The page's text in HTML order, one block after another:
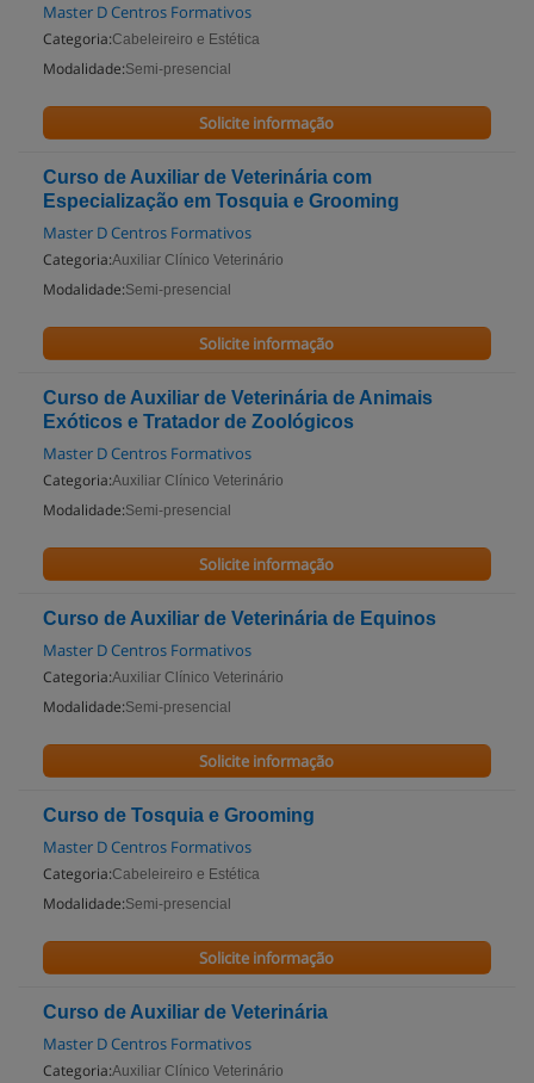
Master D Centros Formativos
Categoria:Cabeleireiro e Estética
Modalidade:Semi-presencial
Solicite informação
Curso de Auxiliar de Veterinária com
Especialização em Tosquia e Grooming
Master D Centros Formativos
Categoria:Auxiliar Clínico Veterinário
Modalidade:Semi-presencial
Solicite informação
Curso de Auxiliar de Veterinária de Animais
Exóticos e Tratador de Zoológicos
Master D Centros Formativos
Categoria:Auxiliar Clínico Veterinário
Modalidade:Semi-presencial
Solicite informação
Curso de Auxiliar de Veterinária de Equinos
Master D Centros Formativos
Categoria:Auxiliar Clínico Veterinário
Modalidade:Semi-presencial
Solicite informação
Curso de Tosquia e Grooming
Master D Centros Formativos
Categoria:Cabeleireiro e Estética
Modalidade:Semi-presencial
Solicite informação
Curso de Auxiliar de Veterinária
Master D Centros Formativos
Categoria:Auxiliar Clínico Veterinário